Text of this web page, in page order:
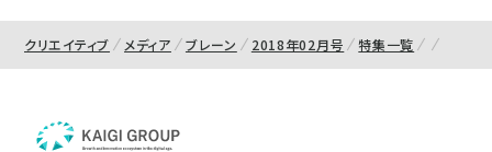
クリエイティブ メディア ブレーン 2018年02月号 特集一覧